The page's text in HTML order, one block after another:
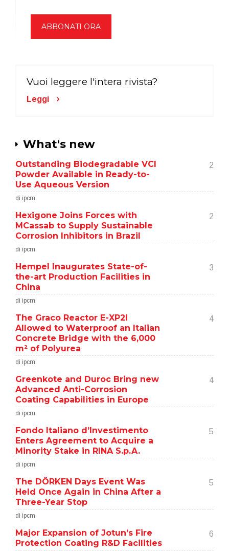
ABBONATI ORA
Vuoi leggere l'intera rivista?
Leggi
What's new
Outstanding Biodegradable VCI
Powder Available in Ready-to-
Use Aqueous Version
2
di ipcm
Hexigone Joins Forces with
MCassab to Supply Sustainable
Corrosion Inhibitors in Brazil
2
di ipcm
Hempel Inaugurates State-of-
the-art Production Facilities in
China
3
di ipcm
The Graco Reactor E-XP2I
Allowed to Waterproof an Italian
Concrete Bridge with the 6,000
m² of Polyurea
4
di ipcm
Greenkote and Duroc Bring new
Advanced Anti-Corrosion
Coating Capabilities in Europe
4
di ipcm
Fondo Italiano d’Investimento
Enters Agreement to Acquire a
Minority Stake in RINA S.p.A.
5
di ipcm
The DÖRKEN Days Event Was
Held Once Again in China After a
Three-Year Stop
5
di ipcm
Major Expansion of Jotun’s Fire
Protection Coating R&D Facilities
6